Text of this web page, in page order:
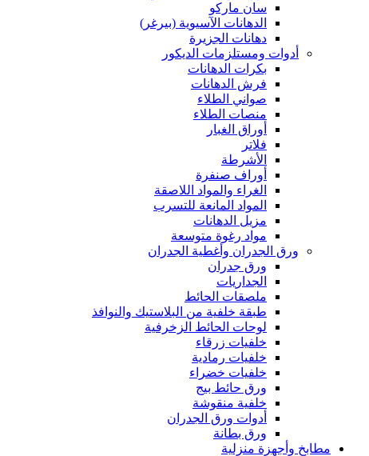
سان ماركو
الدهانات الآسيوية (بيرغر)
دهانات الجزيرة
أدوات ومستلزمات الديكور
بكرات الدهانات
فرش الدهانات
صواني الطلاء
منصات الطلاء
أوراق الغبار
فلاتر
الأشرطة
أوراف صنفرة
الغراء والمواد اللاصقة
المواد المانعة للتسرب
مزيل الدهانات
مواد رغوة متوسعة
ورق الجدران وأغطية الجدران
ورق جدران
الجداريات
ملصقات الحائط
طبقة خلفية من البلاستيك والنوافذ
لوحات الحائط الزخرفية
خلفيات زرقاء
خلفيات رمادية
خلفيات خضراء
ورق حائط بيج
خلفية منقوشة
أدوات ورق الجدران
ورق بطانة
مطابخ وأجهزة منزلية